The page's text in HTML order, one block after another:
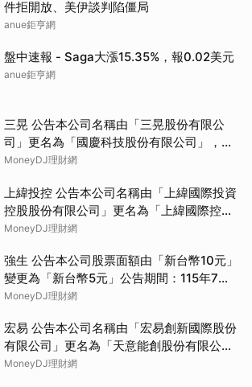
件拒開放、美伊談判陷僵局
anue鉅亨網
盤中速報 - Saga大漲15.35%，報0.02美元
anue鉅亨網
三晃 公告本公司名稱由「三晃股份有限公
司」更名為「國慶科技股份有限公司」，公
告期間：115年07月01日至115年9月30日。
MoneyDJ理財網
上緯投控 公告本公司名稱由「上緯國際投資
控股股份有限公司」更名為「上緯國際控股
股份有限公司」，公告期間：115年6月11日
MoneyDJ理財網
強生 公告本公司股票面額由「新台幣10元」
變更為「新台幣5元」公告期間：115年7月
22日至115年10月21日
MoneyDJ理財網
宏易 公告本公司名稱由「宏易創新國際股份
有限公司」更名為「天意能創股份有限公
司」，公告期間：115年7月09日至115年10
MoneyDJ理財網